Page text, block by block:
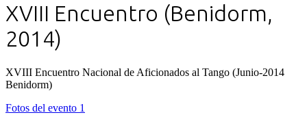
XVIII Encuentro (Benidorm,
2014)
XVIII Encuentro Nacional de Aficionados al Tango (Junio-2014
Benidorm)
Fotos del evento 1